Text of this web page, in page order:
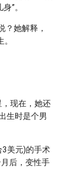
”。
？她解释，
现在，她还
生时是个男
美元)的手术
后，变性手